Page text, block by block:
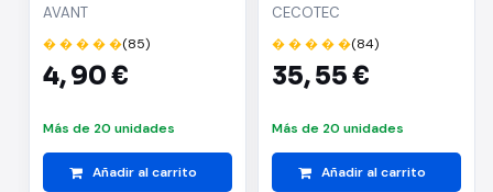
Cable 1m - Color Negro
AVANT
� � � � �(85)
4,90 €
Más de 20 unidades
Añadir al carrito
Ventilador de Pie
Portatil - 8000mAh -
Plegable y Telescopico
- Diametro de 10" -
Automatica - 3
Velocidades - 3 Tonos
LED - Color Blanc
CECOTEC
� � � � �(84)
35,55 €
Más de 20 unidades
Añadir al carrito